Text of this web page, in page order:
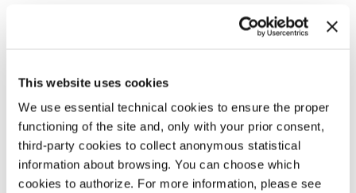
This website uses cookies
We use essential technical cookies to ensure the proper
functioning of the site and, only with your prior consent,
third-party cookies to collect anonymous statistical
information about browsing. You can choose which
cookies to authorize. For more information, please see
prigione francese, dove Malik, un giovane immigrato
Massoud, un potente e losco uomo d’affari che gli offre
protezione in cambio di obbedienza. Ma Malik si rende presto
conto di essere solo una pedina nel gioco di Massoud e che
l’unico modo per sopravvivere è prendere il potere per sé.
COMMENTO DEL REGISTA
Questa serie di sette ore è il risultato di un processo creativo